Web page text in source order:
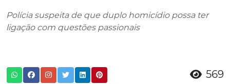
Polícia suspeita de que duplo homicídio possa ter
ligação com questões passionais
569